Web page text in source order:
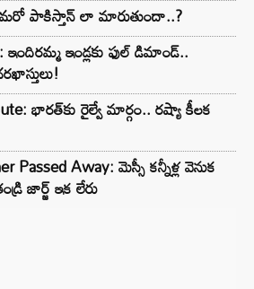
మరో పాకిస్తాన్ లా మారుతుందా..?
ఇండ్లకు ఫుల్ డిమాండ్..
భారత్‌కు రైల్వే మార్గం.. రష్యా కీలక
Passed Away: మెస్సీ కన్నీళ్ల వెనుక
జార్జ్ ఇక లేరు